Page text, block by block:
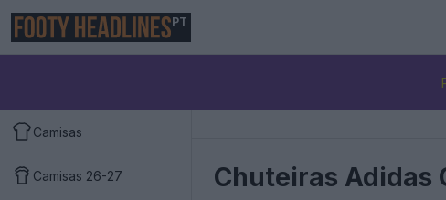
PT
Camisas
Camisas 26-27 Chuteiras Adidas